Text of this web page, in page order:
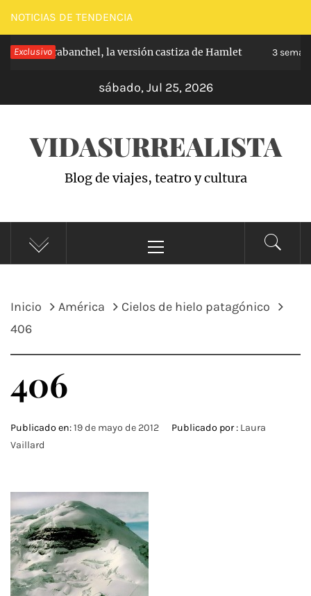
Saltar
al
contenido
NOTICIAS DE TENDENCIA
Exclusivo
de Carabanchel, la versión castiza de Hamlet 3
sábado, Jul 25, 2026
VIDASURREALISTA
Blog de viajes, teatro y cultura
principal
Inicio América
Cielos de hielo patagónico
406
406
Publicado en:19 de mayo de 2012 Publicado por : Laura
Vaillard